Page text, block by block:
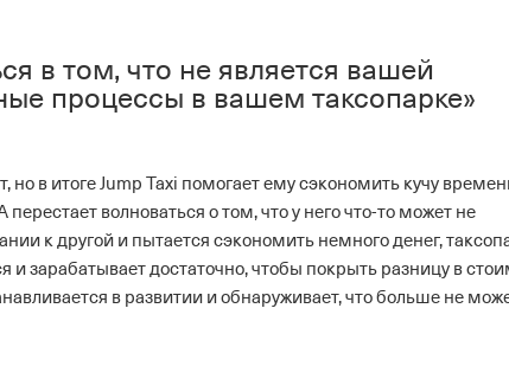
в том, что не является вашей
процессы в вашем таксопарке»
но в итоге Jump Taxi помогает ему сэкономить кучу
волноваться о том, что у него что-то может не
к другой и пытается сэкономить немного денег,
и зарабатывает достаточно, чтобы покрыть разницу в
в развитии и обнаруживает, что больше не